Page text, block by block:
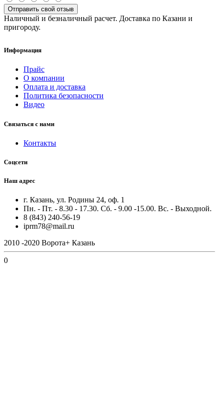
Отправить свой отзыв
Наличный и безналичный расчет. Доставка по Казани и
пригороду.
Информация
Прайс
О компании
Оплата и доставка
Политика безопасности
Видео
Связаться с нами
Контакты
Соцсети
Наш адрес
г. Казань, ул. Родины 24, оф. 1
Пн. - Пт. - 8.30 - 17.30. Сб. - 9.00 -15.00. Вс. - Выходной.
8 (843) 240-56-19
iprm78@mail.ru
2010 -2020 Ворота+ Казань
0